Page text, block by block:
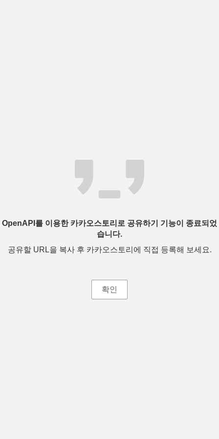
OpenAPI를 이용한 카카오스토리로 공유하기 기능이 종료되었
습니다.
공유할 URL을 복사 후 카카오스토리에 직접 등록해 보세요.
확인